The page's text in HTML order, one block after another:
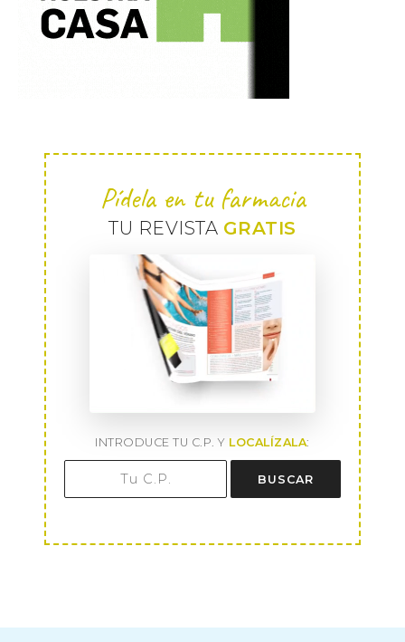
Pídela en tu farmacia
TU REVISTA GRATIS
INTRODUCE TU C.P. Y LOCALÍZALA:
BUSCAR